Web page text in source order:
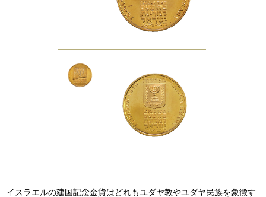
イスラエルの建国記念金貨はどれもユダヤ教やユダヤ民族を象徴す